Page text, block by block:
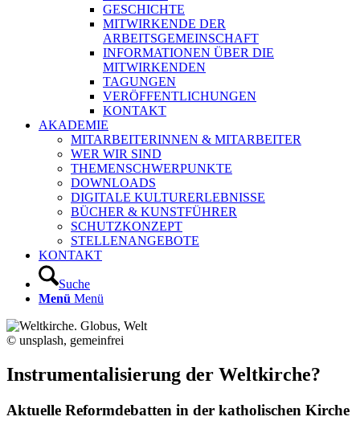
GESCHICHTE
MITWIRKENDE DER
ARBEITSGEMEINSCHAFT
INFORMATIONEN ÜBER DIE
MITWIRKENDEN
TAGUNGEN
VERÖFFENTLICHUNGEN
KONTAKT
AKADEMIE
MITARBEITERINNEN & MITARBEITER
WER WIR SIND
THEMENSCHWERPUNKTE
DOWNLOADS
DIGITALE KULTURERLEBNISSE
BÜCHER & KUNSTFÜHRER
SCHUTZKONZEPT
STELLENANGEBOTE
KONTAKT
Suche
Menü Menü
© unsplash, gemeinfrei
Instrumentalisierung der Weltkirche?
Aktuelle Reformdebatten in der katholischen Kirche